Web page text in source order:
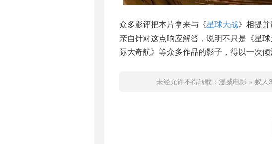
众多影评把本片拿来与《星球大战》相提
亲自针对这点响应解答，说明不只是《星
际大奇航》等众多作品的影子，得以一次
未经允许不得转载： 漫威电影 » 蚁人